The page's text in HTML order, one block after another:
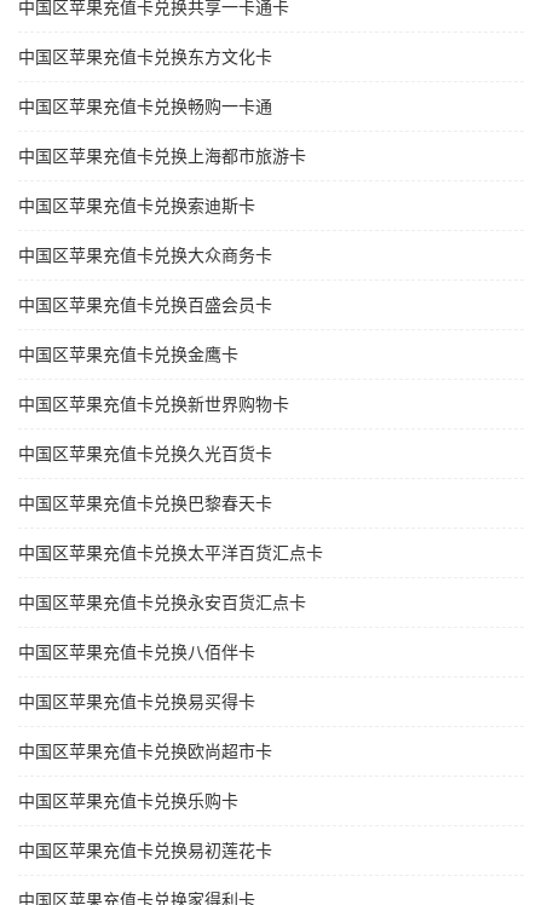
中国区苹果充值卡兑换共享一卡通卡
中国区苹果充值卡兑换东方文化卡
中国区苹果充值卡兑换畅购一卡通
中国区苹果充值卡兑换上海都市旅游卡
中国区苹果充值卡兑换索迪斯卡
中国区苹果充值卡兑换大众商务卡
中国区苹果充值卡兑换百盛会员卡
中国区苹果充值卡兑换金鹰卡
中国区苹果充值卡兑换新世界购物卡
中国区苹果充值卡兑换久光百货卡
中国区苹果充值卡兑换巴黎春天卡
中国区苹果充值卡兑换太平洋百货汇点卡
中国区苹果充值卡兑换永安百货汇点卡
中国区苹果充值卡兑换八佰伴卡
中国区苹果充值卡兑换易买得卡
中国区苹果充值卡兑换欧尚超市卡
中国区苹果充值卡兑换乐购卡
中国区苹果充值卡兑换易初莲花卡
中国区苹果充值卡兑换家得利卡